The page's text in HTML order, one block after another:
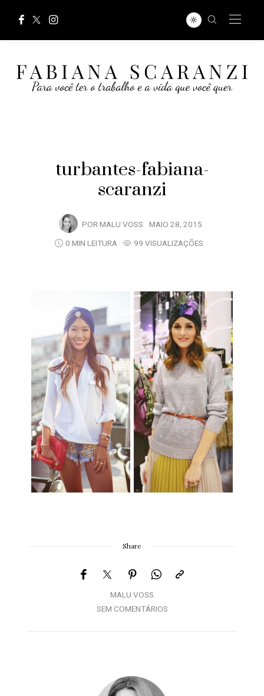
turbantes-fabiana-
scaranzi
POR MALU VOSS MAIO 28, 2015
0 MIN LEITURA
99 VISUALIZAÇÕES
Share
MALU VOSS
SEM COMENTÁRIOS